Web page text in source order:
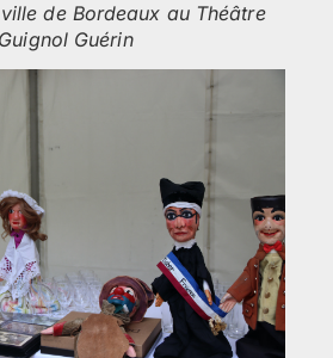
de Bordeaux au Théâtre
Guignol Guérin